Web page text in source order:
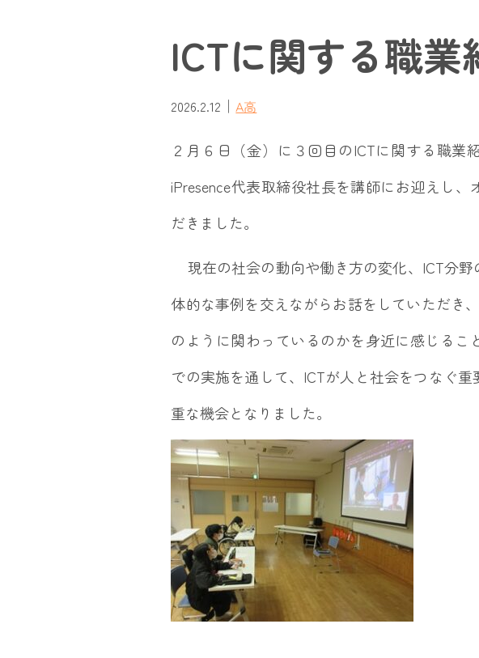
ICTに関する職
2026.2.12 ｜ A高
２月６日（金）に３回目のICTに関する職業
iPresence代表取締役社長を講師にお迎えし
だきました。
現在の社会の動向や働き方の変化、ICT分
体的な事例を交えながらお話をしていただき
のように関わっているのかを身近に感じるこ
での実施を通して、ICTが人と社会をつなぐ
重な機会となりました。